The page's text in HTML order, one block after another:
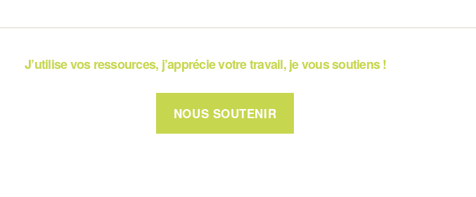
J’utilise vos ressources, j’apprécie votre travail, je vous soutiens !
NOUS SOUTENIR